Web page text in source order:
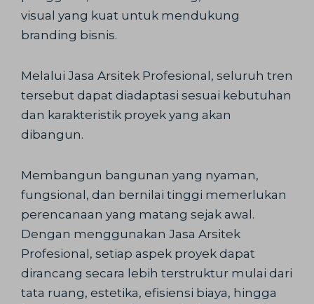
visual yang kuat untuk mendukung
branding bisnis.
Melalui Jasa Arsitek Profesional, seluruh tren
tersebut dapat diadaptasi sesuai kebutuhan
dan karakteristik proyek yang akan
dibangun.
Membangun bangunan yang nyaman,
fungsional, dan bernilai tinggi memerlukan
perencanaan yang matang sejak awal.
Dengan menggunakan Jasa Arsitek
Profesional, setiap aspek proyek dapat
dirancang secara lebih terstruktur mulai dari
tata ruang, estetika, efisiensi biaya, hingga